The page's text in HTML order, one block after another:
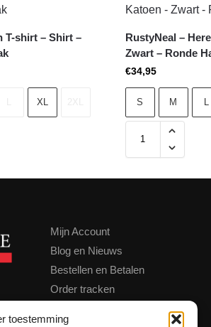
toestemming
T-shirt – Shirt –
XL
RustyNeal –
Zwart – Ronde
€34,95
S M L
Mijn Account
Blog en Nieuws
Bestellen en Betalen
Order tracken